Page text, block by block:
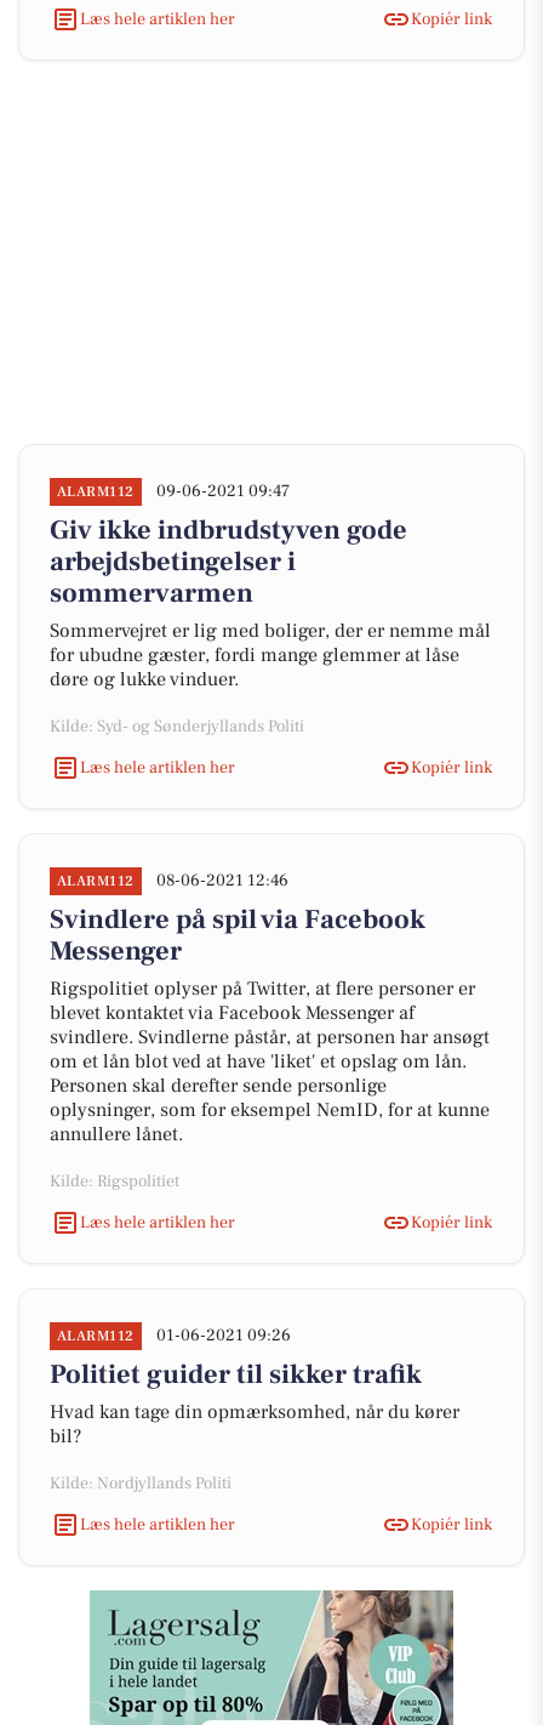
Læs hele artiklen her Kopiér link
ALARM112 09-06-2021 09:47
Giv ikke indbrudstyven gode
arbejdsbetingelser i
sommervarmen
Sommervejret er lig med boliger, der er nemme mål
for ubudne gæster, fordi mange glemmer at låse
døre og lukke vinduer.
Kilde: Syd- og Sønderjyllands Politi
Læs hele artiklen her
Kopiér link
ALARM112 08-06-2021 12:46
Svindlere på spil via Facebook
Messenger
Rigspolitiet oplyser på Twitter, at flere personer er
blevet kontaktet via Facebook Messenger af
svindlere. Svindlerne påstår, at personen har ansøgt
om et lån blot ved at have 'liket' et opslag om lån.
Personen skal derefter sende personlige
oplysninger, som for eksempel NemID, for at kunne
annullere lånet.
Kilde: Rigspolitiet
Læs hele artiklen her
Kopiér link
ALARM112 01-06-2021 09:26
Politiet guider til sikker trafik
Hvad kan tage din opmærksomhed, når du kører
bil?
Kilde: Nordjyllands Politi
Læs hele artiklen her
Kopiér link